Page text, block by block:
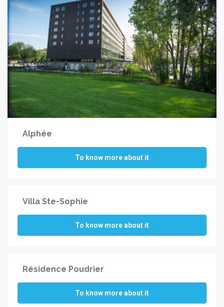
Alphée
To know more about it
Villa Ste-Sophie
To know more about it
Résidence Poudrier
To know more about it